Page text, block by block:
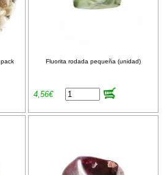
Fluorita rodada pequeña (unidad)
4,56€